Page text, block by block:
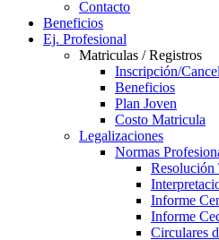
Contacto
Beneficios
Ej. Profesional
Matriculas / Registros
Inscripción/
Beneficios
Plan Joven
Costo Matricula
Legalizaciones
Normas
Resolución
Informe
Informe
Circulares